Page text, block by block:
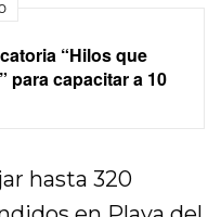
“Hilos que
para capacitar a 10
hasta 320